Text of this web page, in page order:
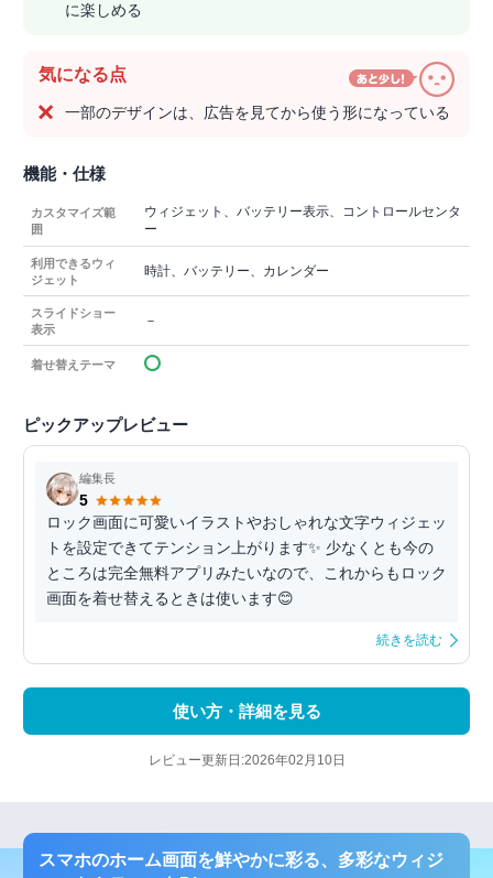
に楽しめる
気になる点
一部のデザインは、広告を見てから使う形になっている
機能・仕様
カスタマイズ範
囲
ウィジェット、バッテリー表示、コントロールセンタ
ー
利用できるウィ
ジェット
時計、バッテリー、カレンダー
スライドショー
表示
－
着せ替えテーマ
ピックアップレビュー
編集長
5
ロック画面に可愛いイラストやおしゃれな文字ウィジェッ
トを設定できてテンション上がります✨ 少なくとも今の
ところは完全無料アプリみたいなので、これからもロック
画面を着せ替えるときは使います😊
続きを読む
使い方・詳細を見る
レビュー更新日:2026年02月10日
スマホのホーム画面を鮮やかに彩る、多彩なウィジ